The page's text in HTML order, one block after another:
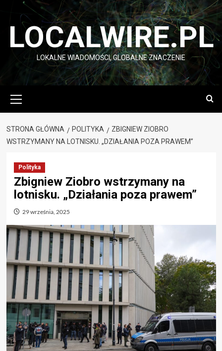
Przejdź
LOCALWIRE.PL
LOKALNE WIADOMOŚCI, GLOBALNE ZNACZENIE
główne
STRONA GŁÓWNA POLITYKA
ZBIGNIEW ZIOBRO
WSTRZYMANY NA LOTNISKU. „DZIAŁANIA POZA PRAWEM”
Polityka
Zbigniew Ziobro wstrzymany na
lotnisku. „Działania poza prawem”
29 września, 2025